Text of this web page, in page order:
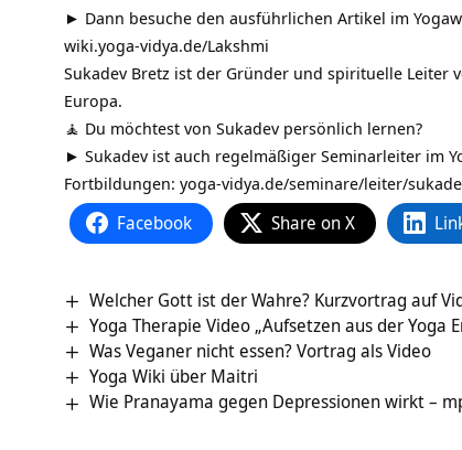
► Dann besuche den ausführlichen Artikel im
wiki.yoga-vidya.de/Lakshmi
Sukadev Bretz ist der Gründer und spirituelle Leiter
Europa.
🧘 Du möchtest von Sukadev persönlich lernen?
► Sukadev ist auch regelmäßiger Seminarleiter im
Fortbildungen: yoga-vidya.de/seminare/leiter/
Facebook Share on X
Welcher Gott ist der Wahre? Kurzvortrag auf
Yoga Therapie Video „Aufsetzen aus der Yoga
Was Veganer nicht essen? Vortrag als Video
Yoga Wiki über Maitri
Wie Pranayama gegen Depressionen wirkt –